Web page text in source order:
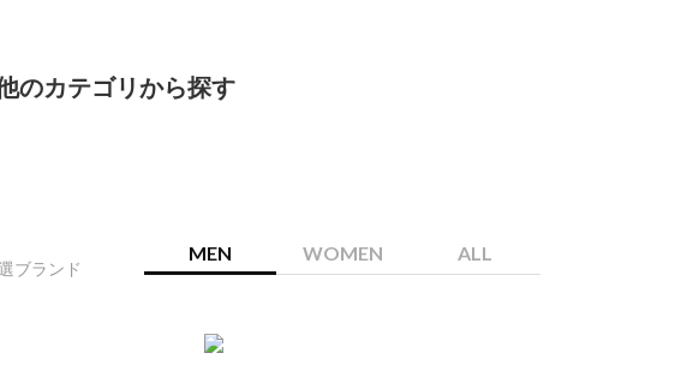
のカテゴリから探す
ブランド
MEN WOMEN ALL